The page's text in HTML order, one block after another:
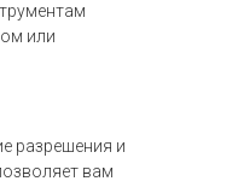
или
разрешения и
вам